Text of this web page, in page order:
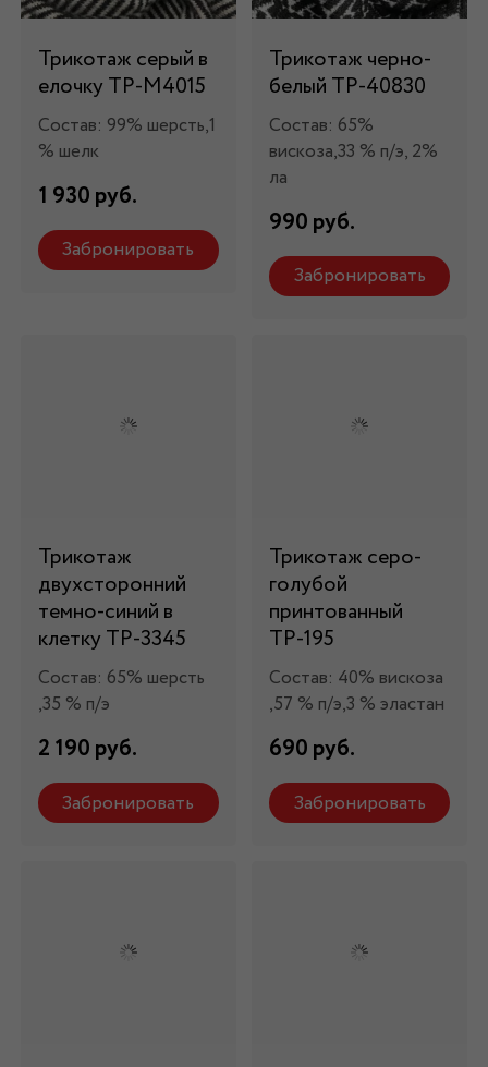
Трикотаж серый в
елочку ТР-М4015
Состав: 99% шерсть,1
% шелк
1 930 руб.
Забронировать
Трикотаж черно-
белый ТР-40830
Состав: 65%
вискоза,33 % п/э, 2%
ла
990 руб.
Забронировать
Трикотаж
двухсторонний
темно-синий в
клетку ТР-3345
Состав: 65% шерсть
,35 % п/э
2 190 руб.
Забронировать
Трикотаж серо-
голубой
принтованный
ТР-195
Состав: 40% вискоза
,57 % п/э,3 % эластан
690 руб.
Забронировать